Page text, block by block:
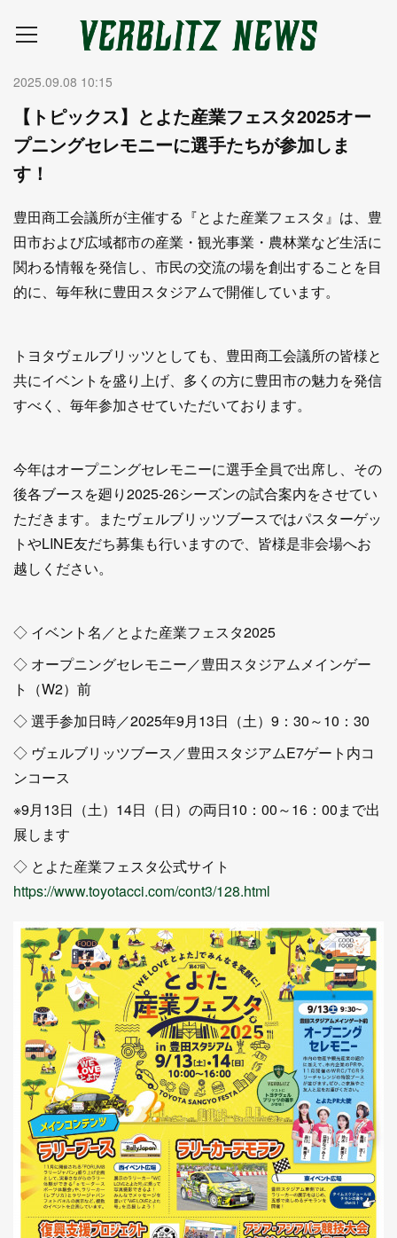
2025.09.08 10:15
【トピックス】とよた産業フェスタ2025オー
プニングセレモニーに選手たちが参加しま
す！
豊田商工会議所が主催する『とよた産業フェスタ』は、豊
田市および広域都市の産業・観光事業・農林業など生活に
関わる情報を発信し、市民の交流の場を創出することを目
的に、毎年秋に豊田スタジアムで開催しています。
トヨタヴェルブリッツとしても、豊田商工会議所の皆様と
共にイベントを盛り上げ、多くの方に豊田市の魅力を発信
すべく、毎年参加させていただいております。
今年はオープニングセレモニーに選手全員で出席し、その
後各ブースを廻り2025-26シーズンの試合案内をさせてい
ただきます。またヴェルブリッツブースではパスターゲッ
トやLINE友だち募集も行いますので、皆様是非会場へお
越しください。
◇ イベント名／とよた産業フェスタ2025
◇ オープニングセレモニー／豊田スタジアムメインゲー
ト（W2）前
◇ 選手参加日時／2025年9月13日（土）9：30～10：30
◇ ヴェルブリッツブース／豊田スタジアムE7ゲート内コ
ンコース
※9月13日（土）14日（日）の両日10：00～16：00まで出
展します
◇ とよた産業フェスタ公式サイト
https://www.toyotacci.com/cont3/128.html